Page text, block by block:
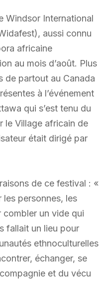
Windsor International
aussi connu
africaine
au mois d’août. Plus
de partout au Canada
à l’événement
qui s’est tenu du
le Village africain de
était dirigé par
de ce festival : «
les personnes, les
combler un vide qui
fallait un lieu pour
ethnoculturelles
échanger, se
et du vécu